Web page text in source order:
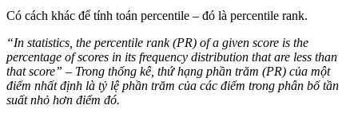
Có cách khác để tính toán percentile – đó là percentile rank.
“In statistics, the percentile rank (PR) of a given score is the
percentage of scores in its frequency distribution that are less than
that score” – Trong thống kê, thứ hạng phần trăm (PR) của một
điểm nhất định là tỷ lệ phần trăm của các điểm trong phân bố tần
suất nhỏ hơn điểm đó.